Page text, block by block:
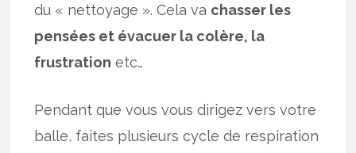
du « nettoyage ». Cela va chasser les
pensées et évacuer la colère, la
frustration etc…
Pendant que vous vous dirigez vers votre
balle, faites plusieurs cycle de respiration